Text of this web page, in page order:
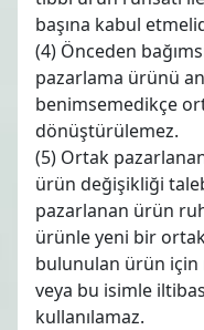
başına kabul
(4) Önceden
pazarlama ürünü
benimsemedikçe
dönüştürülemez.
(5) Ortak
ürün değişikliği
pazarlanan ürün
ürünle yeni bir
bulunulan ürün için
veya bu isimle
kullanılamaz.